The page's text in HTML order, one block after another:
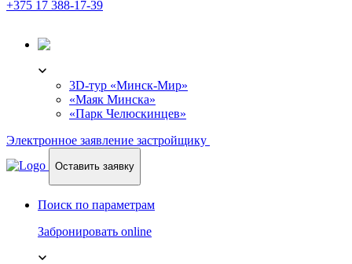
+375 17 388-17-39
3D-тур «Минск-Мир»
«Маяк Минска»
«Парк Челюскинцев»
Электронное заявление застройщику
Оставить заявку
Поиск по параметрам
Забронировать online